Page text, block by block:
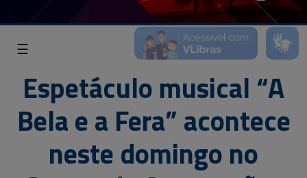
☰
Espetáculo musical “A
Bela e a Fera” acontece
neste domingo no